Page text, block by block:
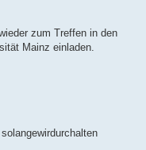
zum Treffen in den
Mainz einladen.